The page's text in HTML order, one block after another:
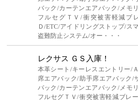
バック/カーテンエアバック/メモ
フルセグＴＶ/衝突被害軽減ブ
Ｄ/ETC/アイドリングストップ/ス
盗難防止システム/オー・・・
レクサス ＧＳ入庫！
本革シート/キーレスエントリー/
席エアバック/助手席エアバック/
バック/カーテンエアバック/メモ
フルセグＴＶ/衝突被害軽減ブレ